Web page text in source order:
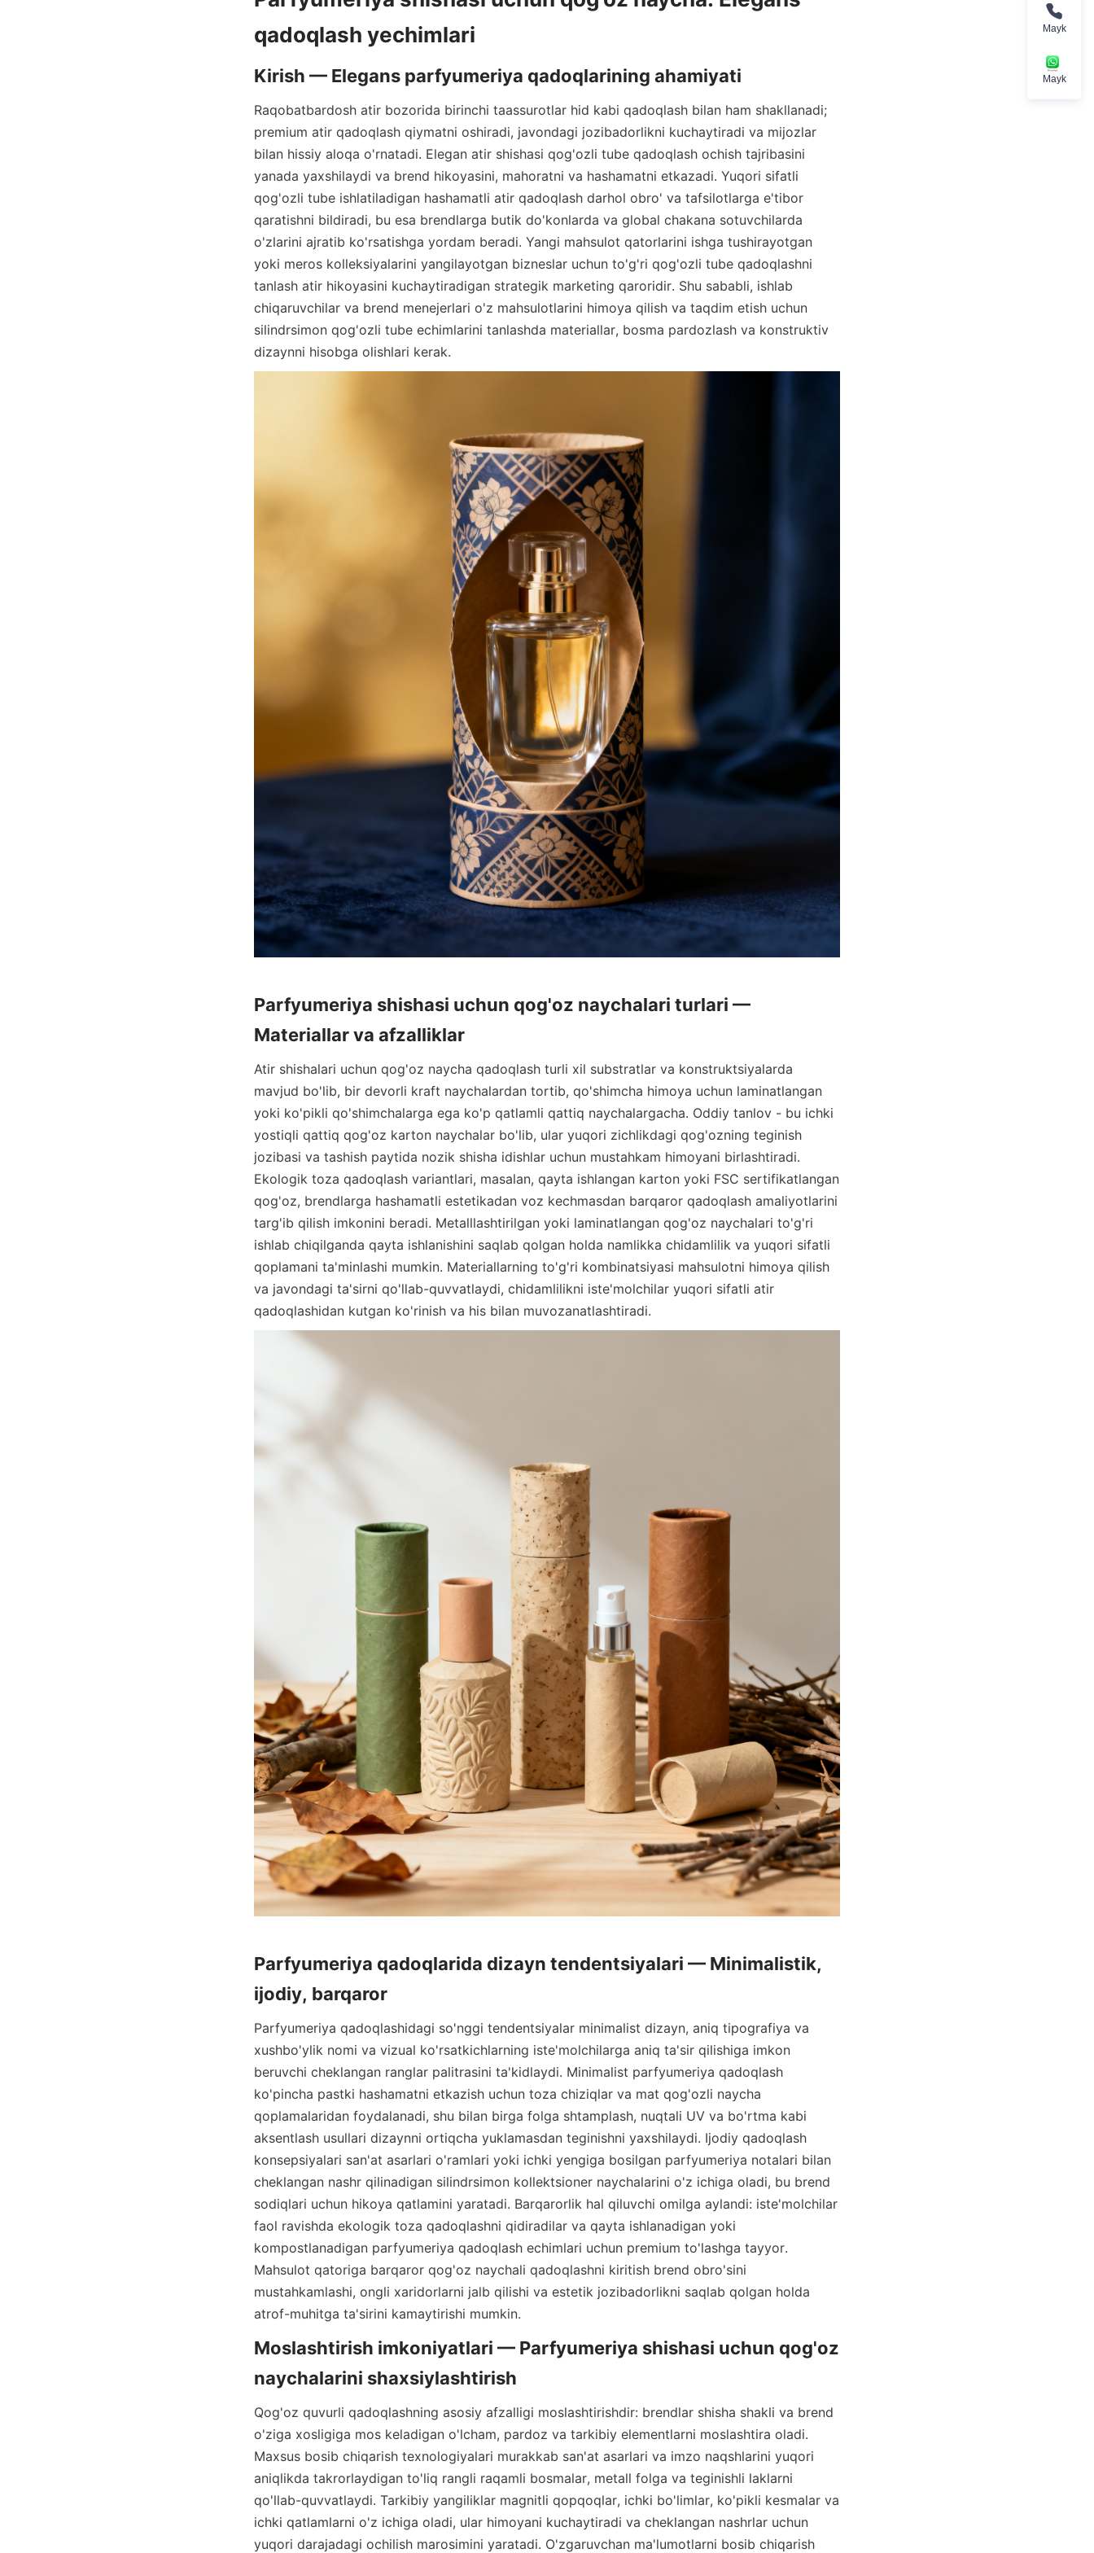
Raqobatbardosh atir bozorida birinchi taassurotlar hid kabi qadoqlash bilan ham shakllanadi;
premium atir qadoqlash qiymatni oshiradi, javondagi jozibadorlikni kuchaytiradi va mijozlar
bilan hissiy aloqa o'rnatadi. Elegan atir shishasi qog'ozli tube qadoqlash ochish tajribasini
yanada yaxshilaydi va brend hikoyasini, mahoratni va hashamatni etkazadi. Yuqori sifatli
qog'ozli tube ishlatiladigan hashamatli atir qadoqlash darhol obro' va tafsilotlarga e'tibor
qaratishni bildiradi, bu esa brendlarga butik do'konlarda va global chakana sotuvchilarda
o'zlarini ajratib ko'rsatishga yordam beradi. Yangi mahsulot qatorlarini ishga tushirayotgan
yoki meros kolleksiyalarini yangilayotgan bizneslar uchun to'g'ri qog'ozli tube qadoqlashni
tanlash atir hikoyasini kuchaytiradigan strategik marketing qaroridir. Shu sababli, ishlab
chiqaruvchilar va brend menejerlari o'z mahsulotlarini himoya qilish va taqdim etish uchun
silindrsimon qog'ozli tube echimlarini tanlashda materiallar, bosma pardozlash va konstruktiv
dizaynni hisobga olishlari kerak.
Parfyumeriya shishasi uchun qog'oz naychalari turlari —
Atir shishalari uchun qog'oz naycha qadoqlash turli xil substratlar va konstruktsiyalarda
mavjud bo'lib, bir devorli kraft naychalardan tortib, qo'shimcha himoya uchun laminatlangan
yoki ko'pikli qo'shimchalarga ega ko'p qatlamli qattiq naychalargacha. Oddiy tanlov - bu ichki
yostiqli qattiq qog'oz karton naychalar bo'lib, ular yuqori zichlikdagi qog'ozning teginish
jozibasi va tashish paytida nozik shisha idishlar uchun mustahkam himoyani birlashtiradi.
Ekologik toza qadoqlash variantlari, masalan, qayta ishlangan karton yoki FSC sertifikatlangan
qog'oz, brendlarga hashamatli estetikadan voz kechmasdan barqaror qadoqlash amaliyotlarini
targ'ib qilish imkonini beradi. Metalllashtirilgan yoki laminatlangan qog'oz naychalari to'g'ri
ishlab chiqilganda qayta ishlanishini saqlab qolgan holda namlikka chidamlilik va yuqori sifatli
qoplamani ta'minlashi mumkin. Materiallarning to'g'ri kombinatsiyasi mahsulotni himoya qilish
va javondagi ta'sirni qo'llab-quvvatlaydi, chidamlilikni iste'molchilar yuqori sifatli atir
qadoqlashidan kutgan ko'rinish va his bilan muvozanatlashtiradi.
Parfyumeriya qadoqlarida dizayn tendentsiyalari — Minimalistik,
Parfyumeriya qadoqlashidagi so'nggi tendentsiyalar minimalist dizayn, aniq tipografiya va
xushbo'ylik nomi va vizual ko'rsatkichlarning iste'molchilarga aniq ta'sir qilishiga imkon
beruvchi cheklangan ranglar palitrasini ta'kidlaydi. Minimalist parfyumeriya qadoqlash
ko'pincha pastki hashamatni etkazish uchun toza chiziqlar va mat qog'ozli naycha
qoplamalaridan foydalanadi, shu bilan birga folga shtamplash, nuqtali UV va bo'rtma kabi
aksentlash usullari dizaynni ortiqcha yuklamasdan teginishni yaxshilaydi. Ijodiy qadoqlash
konsepsiyalari san'at asarlari o'ramlari yoki ichki yengiga bosilgan parfyumeriya notalari bilan
cheklangan nashr qilinadigan silindrsimon kollektsioner naychalarini o'z ichiga oladi, bu brend
sodiqlari uchun hikoya qatlamini yaratadi. Barqarorlik hal qiluvchi omilga aylandi: iste'molchilar
faol ravishda ekologik toza qadoqlashni qidiradilar va qayta ishlanadigan yoki
kompostlanadigan parfyumeriya qadoqlash echimlari uchun premium to'lashga tayyor.
Mahsulot qatoriga barqaror qog'oz naychali qadoqlashni kiritish brend obro'sini
mustahkamlashi, ongli xaridorlarni jalb qilishi va estetik jozibadorlikni saqlab qolgan holda
atrof-muhitga ta'sirini kamaytirishi mumkin.
Moslashtirish imkoniyatlari — Parfyumeriya shishasi uchun qog'oz
Qog'oz quvurli qadoqlashning asosiy afzalligi moslashtirishdir: brendlar shisha shakli va brend
o'ziga xosligiga mos keladigan o'lcham, pardoz va tarkibiy elementlarni moslashtira oladi.
Maxsus bosib chiqarish texnologiyalari murakkab san'at asarlari va imzo naqshlarini yuqori
aniqlikda takrorlaydigan to'liq rangli raqamli bosmalar, metall folga va teginishli laklarni
qo'llab-quvvatlaydi. Tarkibiy yangiliklar magnitli qopqoqlar, ichki bo'limlar, ko'pikli kesmalar va
ichki qatlamlarni o'z ichiga oladi, ular himoyani kuchaytiradi va cheklangan nashrlar uchun
yuqori darajadagi ochilish marosimini yaratadi. O'zgaruvchan ma'lumotlarni bosib chiqarish
Mayk
Mayk